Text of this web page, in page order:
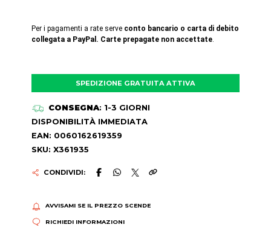
Per i pagamenti a rate serve conto bancario o carta di debito
collegata a PayPal. Carte prepagate non accettate.
SPEDIZIONE GRATUITA ATTIVA
CONSEGNA: 1-3 GIORNI
DISPONIBILITÀ IMMEDIATA
EAN: 0060162619359
SKU: X361935
CONDIVIDI:
AVVISAMI SE IL PREZZO SCENDE
RICHIEDI INFORMAZIONI